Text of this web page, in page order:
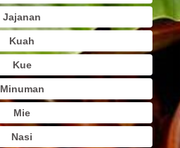
Jajanan
Kuah
Kue
Minuman
Mie
Nasi